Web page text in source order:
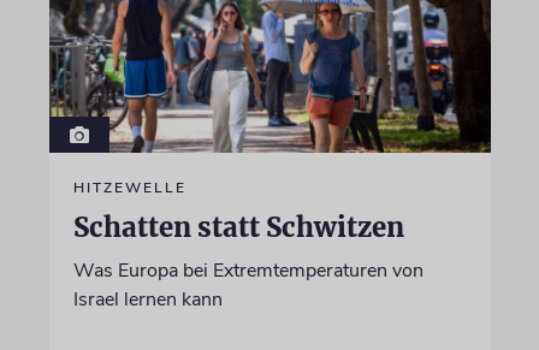
HITZEWELLE
Schatten statt Schwitzen
Was Europa bei Extremtemperaturen von
Israel lernen kann